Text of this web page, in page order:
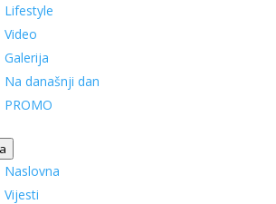
Lifestyle
Video
Galerija
Na današnji dan
PROMO
a
Naslovna
Vijesti